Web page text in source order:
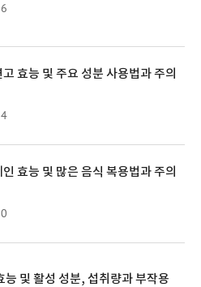
효능 및 주요 성분 사용법과 주의
효능 및 많은 음식 복용법과 주의
능 및 활성 성분, 섭취량과 부작용